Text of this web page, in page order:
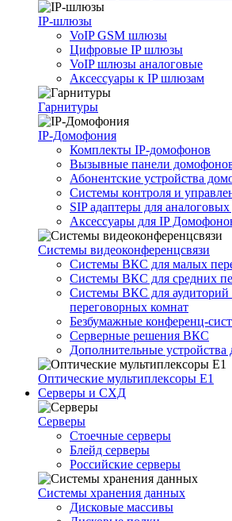
IP-шлюзы
VoIP GSM шлюзы
Цифровые IP шлюзы
VoIP шлюзы аналоговые
Аксессуары к IP шлюзам
Гарнитуры
IP-Домофония
Комплекты IP-домофонов
Вызывные панели
Абонентские устройства
Системы контроля и
SIP адаптеры для
Аксессуары для IP
Системы видеоконференцсвязи
Системы ВКС для малых
Системы ВКС для средних
Системы ВКС для
переговорных комнат
Безбумажные конференц-
Серверные решения ВКС
Дополнительные
Оптические мультиплексоры Е1
Серверы и СХД
Серверы
Стоечные серверы
Блейд серверы
Российские серверы
Системы хранения данных
Дисковые массивы